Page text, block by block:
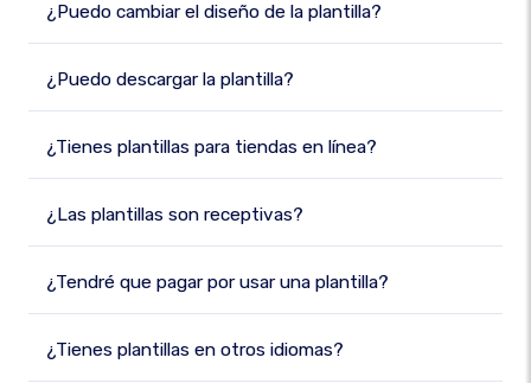
¿Puedo cambiar el diseño de la plantilla?
¿Puedo descargar la plantilla?
¿Tienes plantillas para tiendas en línea?
¿Las plantillas son receptivas?
¿Tendré que pagar por usar una plantilla?
¿Tienes plantillas en otros idiomas?